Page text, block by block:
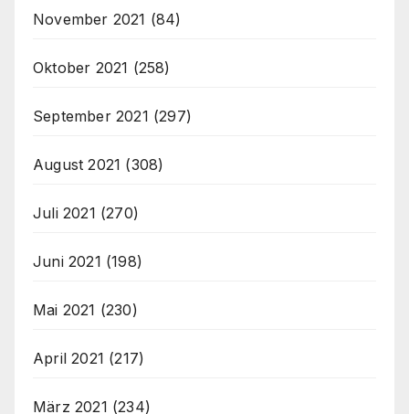
November 2021 (84)
Oktober 2021 (258)
September 2021 (297)
August 2021 (308)
Juli 2021 (270)
Juni 2021 (198)
Mai 2021 (230)
April 2021 (217)
März 2021 (234)